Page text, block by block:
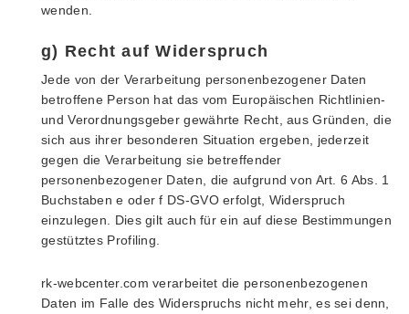
wenden.
g) Recht auf Widerspruch
Jede von der Verarbeitung personenbezogener Daten
betroffene Person hat das vom Europäischen Richtlinien-
und Verordnungsgeber gewährte Recht, aus Gründen, die
sich aus ihrer besonderen Situation ergeben, jederzeit
gegen die Verarbeitung sie betreffender
personenbezogener Daten, die aufgrund von Art. 6 Abs. 1
Buchstaben e oder f DS-GVO erfolgt, Widerspruch
einzulegen. Dies gilt auch für ein auf diese Bestimmungen
gestütztes Profiling.
rk-webcenter.com verarbeitet die personenbezogenen
Daten im Falle des Widerspruchs nicht mehr, es sei denn,